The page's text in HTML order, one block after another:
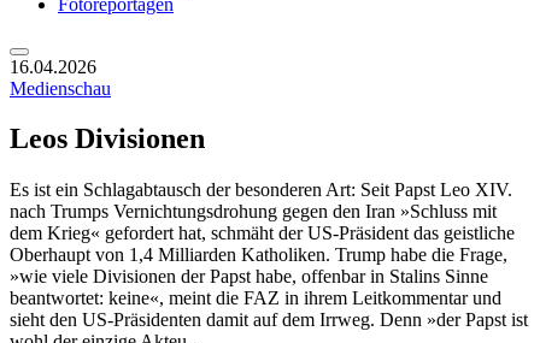
16.04.2026
Medienschau
Leos Divisionen
Es ist ein Schlagabtausch der besonderen Art: Seit Papst Leo XIV.
nach Trumps Vernichtungsdrohung gegen den Iran »Schluss mit
dem Krieg« gefordert hat, schmäht der US-Präsident das geistliche
Oberhaupt von 1,4 Milliarden Katholiken. Trump habe die Frage,
»wie viele Divisionen der Papst habe, offenbar in Stalins Sinne
beantwortet: keine«, meint die FAZ in ihrem Leitkommentar und
sieht den US-Präsidenten damit auf dem Irrweg. Denn »der Papst ist